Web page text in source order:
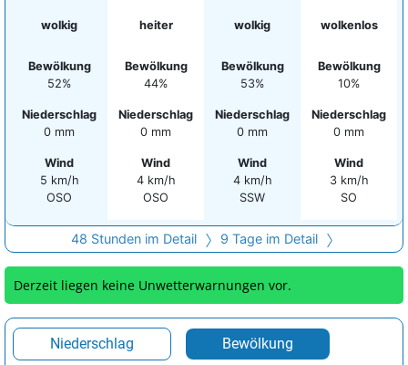
wolkig
Bewölkung
52%
Niederschlag
0 mm
Wind
5 km/h
OSO
heiter
Bewölkung
44%
Niederschlag
0 mm
Wind
4 km/h
OSO
wolkig
Bewölkung
53%
Niederschlag
0 mm
Wind
4 km/h
SSW
wolkenlos
Bewölkung
10%
Niederschlag
0 mm
Wind
3 km/h
SO
48 Stunden im Detail 9 Tage im Detail
Derzeit liegen keine Unwetterwarnungen vor.
Niederschlag Bewölkung